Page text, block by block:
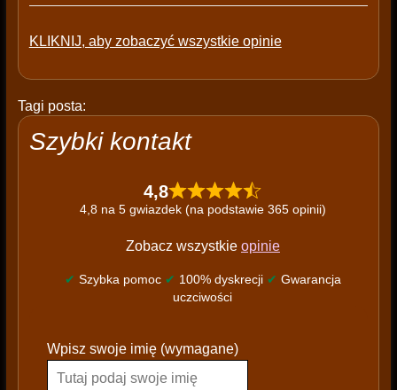
KLIKNIJ, aby zobaczyć wszystkie opinie
Tagi posta:
Szybki kontakt
4,8
4,8 na 5 gwiazdek (na podstawie 365 opinii)
Zobacz wszystkie opinie
✔ Szybka pomoc ✔ 100% dyskrecji ✔ Gwarancja
uczciwości
l
Wpisz swoje imię (wymagane)